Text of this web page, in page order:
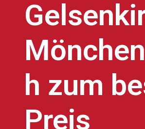
h zum
Preis